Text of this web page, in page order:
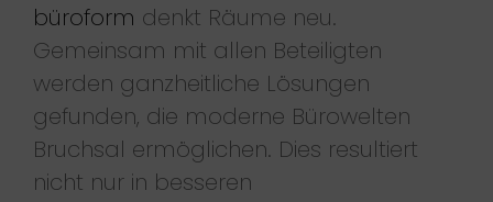
büroform denkt Räume neu.
Gemeinsam mit allen Beteiligten
werden ganzheitliche Lösungen
gefunden, die moderne Bürowelten
Bruchsal ermöglichen. Dies resultiert
nicht nur in besseren